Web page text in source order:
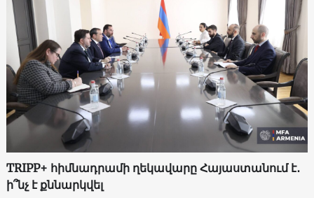
TRIPP+ հիմնադրամի ղեկավարը Հայաստանում է․
ի՞նչ է քննարկվել